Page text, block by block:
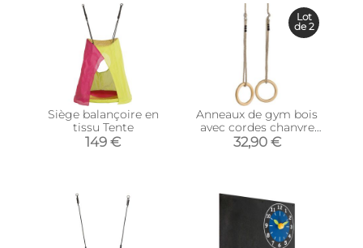
Siège balançoire en
tissu Tente
149 €
Anneaux de gym bois
avec cordes chanvre
(Lot de 2)
32,90 €
Lot
de 2